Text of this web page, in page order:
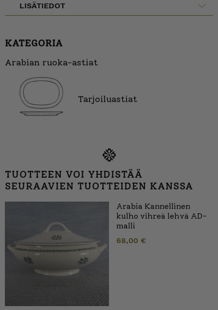
LISÄTIEDOT
KATEGORIA
Arabian ruoka-astiat
Tarjoiluastiat
TUOTTEEN VOI YHDISTÄÄ
SEURAAVIEN TUOTTEIDEN KANSSA
Arabia Kannellinen
kulho vihreä lehvä AD-
malli
68,00 €